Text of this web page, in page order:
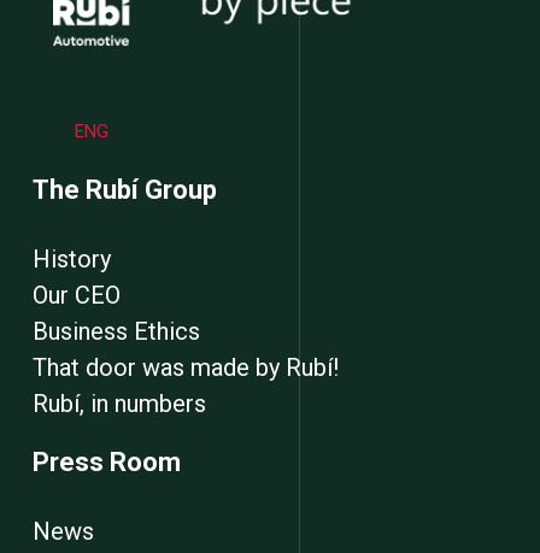
ENG
The Rubí Group
History
Our CEO
Business Ethics
That door was made by Rubí!
Rubí, in numbers
Press Room
News